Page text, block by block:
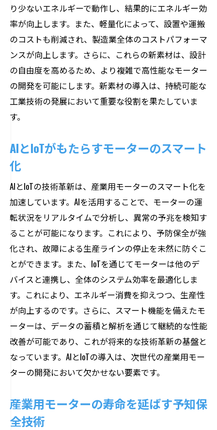
ルギー分野
環境負荷を軽減する産業用モーターの最
新技術
エコモーター技術の普及促進に向けた政
策
再生可能エネルギーとエコモーターの経
済的利点
持続可能なエネルギー管理とモーター技
術の連携
たな可能性
3Dプリントによるカスタムモーター部品
の製造
設計自由度を高める3Dプリント技術の進
化
迅速なプロトタイプ開発を可能にする3D
プリント
3Dプリントとモーター部品の材料革新
デジタル製造技術と産業用モーターの融
合
3Dプリントの普及がもたらすサプライチ
ェーンの変革
エネルギー効率を高める新技術の展望
持続可能性を考慮したモーターの設計と
り少ないエネルギーで動作し、結果的にエネルギー効
率が向上します。また、軽量化によって、設置や運搬
のコストも削減され、製造業全体のコストパフォーマ
ンスが向上します。さらに、これらの新素材は、設計
の自由度を高めるため、より複雑で高性能なモーター
の開発を可能にします。新素材の導入は、持続可能な
工業技術の発展において重要な役割を果たしていま
す。
AIとIoTがもたらすモーターのスマート
化
AIとIoTの技術革新は、産業用モーターのスマート化を
加速しています。AIを活用することで、モーターの運
転状況をリアルタイムで分析し、異常の予兆を検知す
ることが可能になります。これにより、予防保全が強
化され、故障による生産ラインの停止を未然に防ぐこ
とができます。また、IoTを通じてモーターは他のデ
バイスと連携し、全体のシステム効率を最適化しま
す。これにより、エネルギー消費を抑えつつ、生産性
が向上するのです。さらに、スマート機能を備えたモ
ーターは、データの蓄積と解析を通じて継続的な性能
改善が可能であり、これが将来的な技術革新の基盤と
なっています。AIとIoTの導入は、次世代の産業用モー
ターの開発において欠かせない要素です。
産業用モーターの寿命を延ばす予知保
全技術